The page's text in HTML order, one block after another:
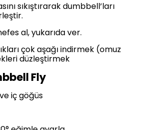
sıkıştırarak dumbbell’ları
al, yukarıda ver.
çok aşağı indirmek (omuz
düzleştirmek
Fly
iç göğüs